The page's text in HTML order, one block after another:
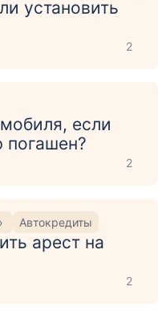
установить
2
если
погашен?
2
Автокредиты
арест на
2